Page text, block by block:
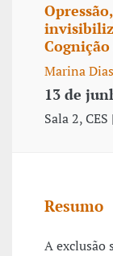
Marina
13 de
Sala 2,
Resumo
A exclusão